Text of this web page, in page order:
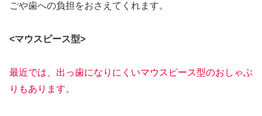
ごや歯への負担をおさえてくれます。
<マウスピース型>
最近では、出っ歯になりにくいマウスピース型のおしゃぶ
りもあります。